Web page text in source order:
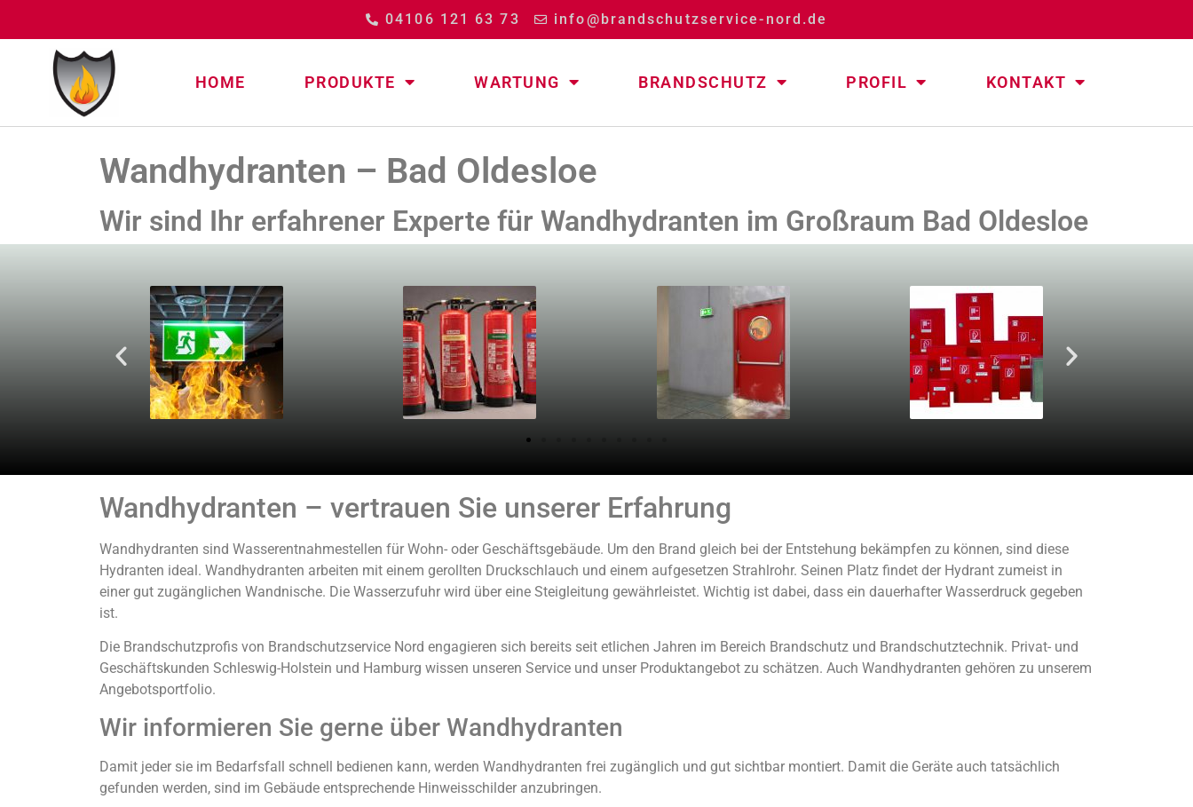
04106 121 63 73 info@brandschutzservice-nord.de
HOME PRODUKTE WARTUNG BRANDSCHUTZ PROFIL KONTAKT
Wandhydranten – Bad Oldesloe
Wir sind Ihr erfahrener Experte für Wandhydranten im Großraum Bad Oldesloe
Wandhydranten – vertrauen Sie unserer Erfahrung
Wandhydranten sind Wasserentnahmestellen für Wohn- oder Geschäftsgebäude. Um den Brand gleich bei der Entstehung bekämpfen zu können, sind diese
Hydranten ideal. Wandhydranten arbeiten mit einem gerollten Druckschlauch und einem aufgesetzen Strahlrohr. Seinen Platz findet der Hydrant zumeist in
einer gut zugänglichen Wandnische. Die Wasserzufuhr wird über eine Steigleitung gewährleistet. Wichtig ist dabei, dass ein dauerhafter Wasserdruck gegeben
ist.
Die Brandschutzprofis von Brandschutzservice Nord engagieren sich bereits seit etlichen Jahren im Bereich Brandschutz und Brandschutztechnik. Privat- und
Geschäftskunden Schleswig-Holstein und Hamburg wissen unseren Service und unser Produktangebot zu schätzen. Auch Wandhydranten gehören zu unserem
Angebotsportfolio.
Wir informieren Sie gerne über Wandhydranten
Damit jeder sie im Bedarfsfall schnell bedienen kann, werden Wandhydranten frei zugänglich und gut sichtbar montiert. Damit die Geräte auch tatsächlich
gefunden werden, sind im Gebäude entsprechende Hinweisschilder anzubringen.